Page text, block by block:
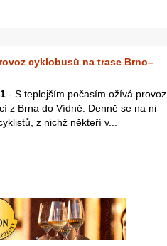
cyklobusů na trase Brno–
- S teplejším počasím ožívá provoz
z Brna do Vídně. Denně se na ni
z nichž někteří v...